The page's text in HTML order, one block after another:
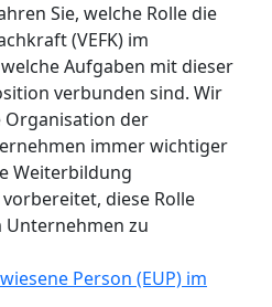
Sie, welche Rolle die
(VEFK) im
Aufgaben mit dieser
verbunden sind. Wir
Organisation der
immer wichtiger
Weiterbildung
diese Rolle
zu